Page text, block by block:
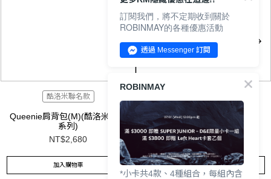
酷洛米聯名款
Queenie肩背包(M)(酷洛米烤焦
系列)
NT$2,680
加入購物車
酷洛米手提包(烤焦系列)
NT$2,580
加入購物車
訂閱我們，將不定期收到關於
ROBINMAY的各種優惠活動
透過 Messenger 訂閱
ROBINMAY
*小卡共4款、4種組合，每組內含